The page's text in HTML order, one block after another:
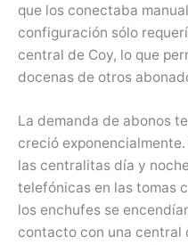
que los conectaba
configuración sólo
central de Coy, lo que
docenas de otros
La demanda de abonos
creció
las centralitas día y
telefónicas en las tomas
los enchufes se
contacto con una central